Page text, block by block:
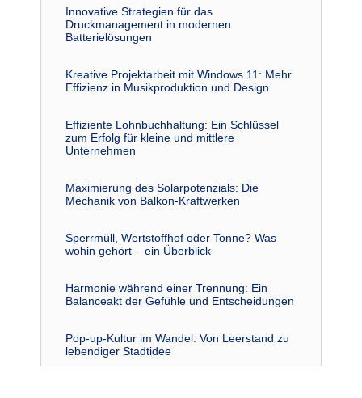
Innovative Strategien für das
Druckmanagement in modernen
Batterielösungen
Kreative Projektarbeit mit Windows 11: Mehr
Effizienz in Musikproduktion und Design
Effiziente Lohnbuchhaltung: Ein Schlüssel
zum Erfolg für kleine und mittlere
Unternehmen
Maximierung des Solarpotenzials: Die
Mechanik von Balkon-Kraftwerken
Sperrmüll, Wertstoffhof oder Tonne? Was
wohin gehört – ein Überblick
Harmonie während einer Trennung: Ein
Balanceakt der Gefühle und Entscheidungen
Pop-up-Kultur im Wandel: Von Leerstand zu
lebendiger Stadtidee